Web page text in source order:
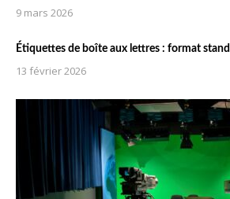
9 mars 2026
Étiquettes de boîte aux lettres : format
13 février 2026